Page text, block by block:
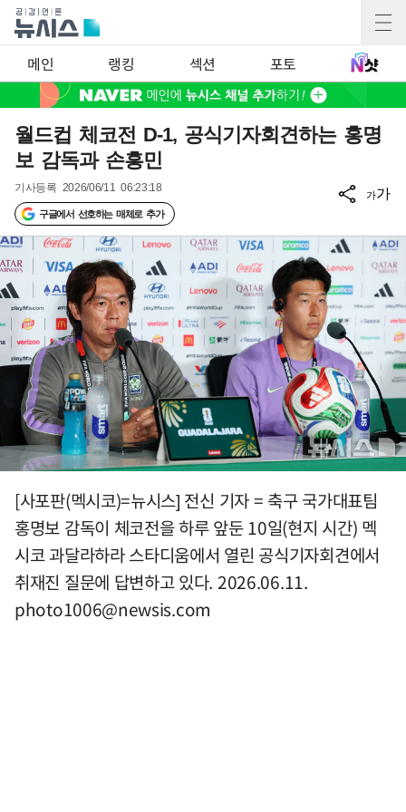
메인 랭킹 섹션 포토
월드컵 체코전 D-1, 공식기자회견하는 홍명
보 감독과 손흥민
기사등록 2026/06/11 06:23:18
구글에서 선호하는 매체로 추가
가가
[사포판(멕시코)=뉴시스] 전신 기자 = 축구 국가대표팀
홍명보 감독이 체코전을 하루 앞둔 10일(현지 시간) 멕
시코 과달라하라 스타디움에서 열린 공식기자회견에서
취재진 질문에 답변하고 있다. 2026.06.11.
photo1006@newsis.com